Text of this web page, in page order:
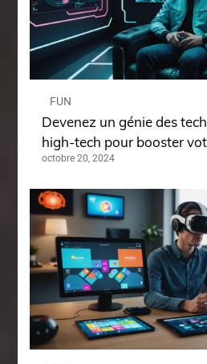
FUN
Devenez un génie des
high-tech pour booster
octobre 20, 2024